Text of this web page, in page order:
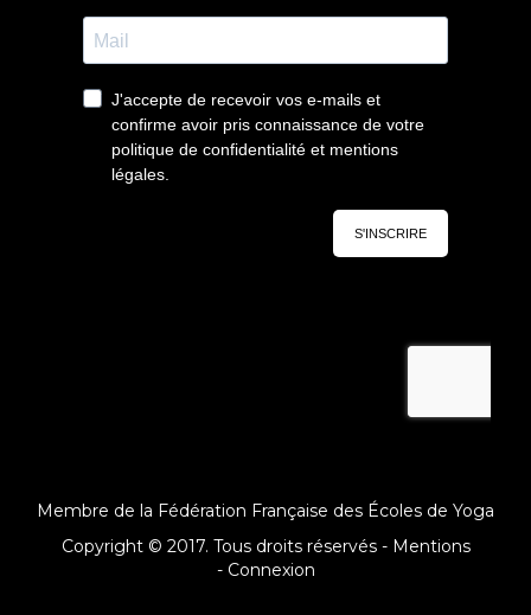
Membre de la Fédération Française des Écoles de Yoga
Copyright © 2017. Tous droits réservés - Mentions
- Connexion